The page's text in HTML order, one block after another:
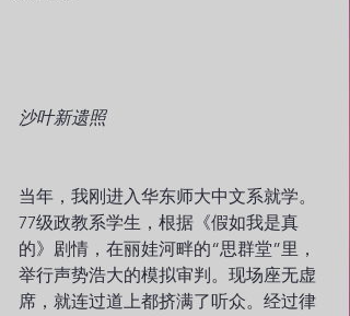
沙叶新遗照
当年，我刚进入华东师大中文系就学。
77级政教系学生，根据《假如我是真
的》剧情，在丽娃河畔的“思群堂”里，
举行声势浩大的模拟审判。现场座无虚
席，就连过道上都挤满了听众。经过律